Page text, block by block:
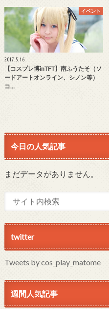
イベント
2017.5.16
【コスプレ博inTFT】南ふうたそ（ソ
ードアートオンライン、シノン等）
コ…
今日の人気記事
まだデータがありません。
twitter
Tweets by cos_play_matome
週間人気記事